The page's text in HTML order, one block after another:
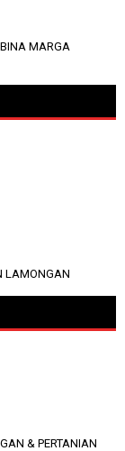
MARGA
LAMONGAN
& PERTANIAN